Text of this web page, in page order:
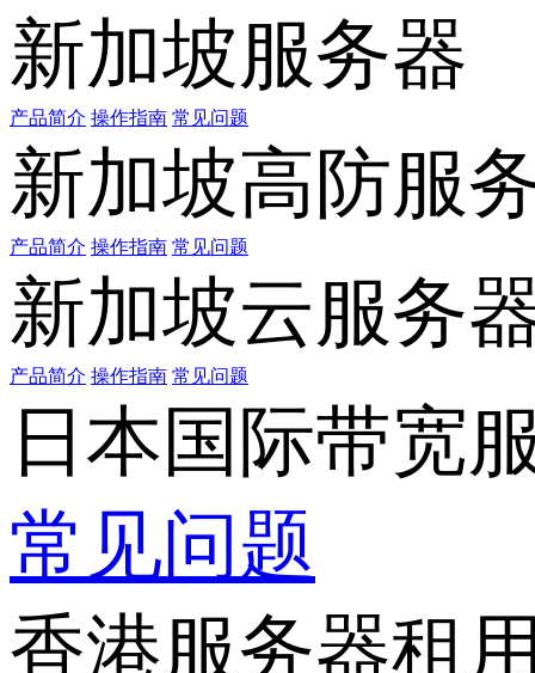
新加坡服务器
产品简介 操作指南 常见问题
新加坡高防服
产品简介 操作指南 常见问题
新加坡云服务
产品简介 操作指南 常见问题
日本国际带宽
常见问题
香港服务器租